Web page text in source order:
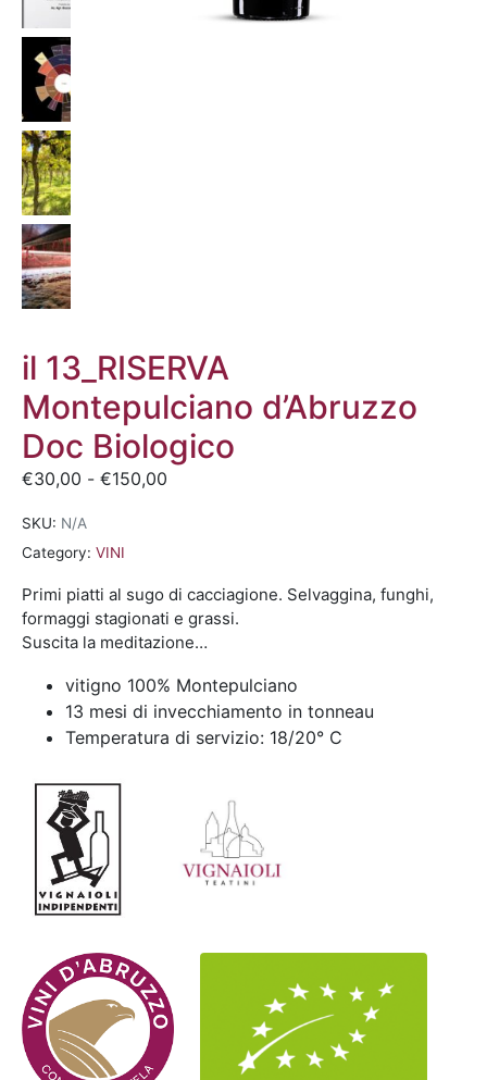
il 13_RISERVA
Montepulciano d’Abruzzo
Doc Biologico
€30,00 - €150,00
SKU: N/A
Category: VINI
Primi piatti al sugo di cacciagione. Selvaggina, funghi,
formaggi stagionati e grassi.
Suscita la meditazione…
vitigno 100% Montepulciano
13 mesi di invecchiamento in tonneau
Temperatura di servizio: 18/20° C